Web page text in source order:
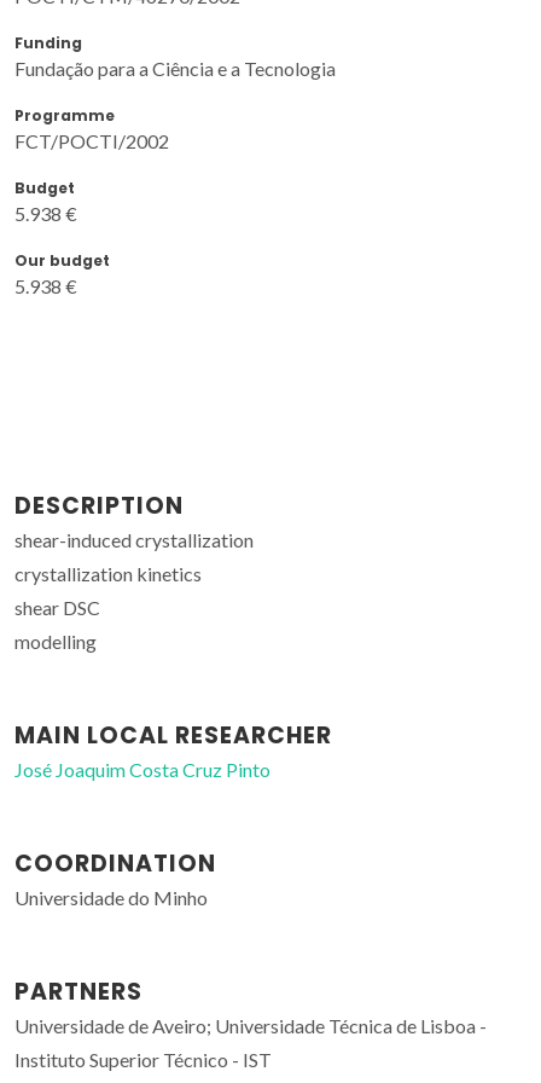
Funding
Fundação para a Ciência e a Tecnologia
Programme
FCT/POCTI/2002
Budget
5.938 €
Our budget
5.938 €
DESCRIPTION
shear-induced crystallization
crystallization kinetics
shear DSC
modelling
MAIN LOCAL RESEARCHER
José Joaquim Costa Cruz Pinto
COORDINATION
Universidade do Minho
PARTNERS
Universidade de Aveiro; Universidade Técnica de Lisboa -
Instituto Superior Técnico - IST